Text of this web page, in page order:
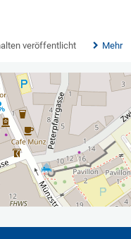
veröffentlicht Mehr